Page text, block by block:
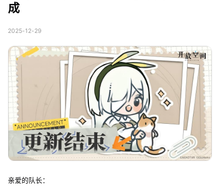
成
2025-12-29
亲爱的队长：